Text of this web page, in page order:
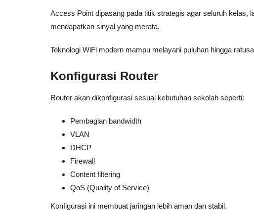
Access Point dipasang pada titik strategis agar seluruh kelas,
mendapatkan sinyal yang merata.
Teknologi WiFi modern mampu melayani puluhan hingga
Konfigurasi Router
Router akan dikonfigurasi sesuai kebutuhan sekolah seperti:
Pembagian bandwidth
VLAN
DHCP
Firewall
Content filtering
QoS (Quality of Service)
Konfigurasi ini membuat jaringan lebih aman dan stabil.